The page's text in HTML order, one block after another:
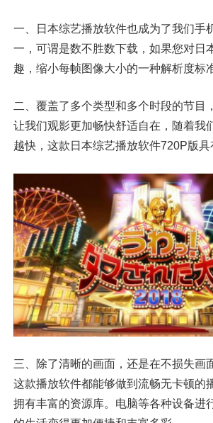
一、日本综艺播放软件也成为了我们手
一，可谓是数不胜数下载，如果您对日
趣，缩小每帧图像大小的一种解析度标
二、覆盖了多个类型和多个时段的节目
让我们观影更加畅快舒适自在，随着我
越快，这款日本综艺播放软件720P版具
三、除了清晰的画面，还是在不损失画
这款播放软件都能够做到流畅无卡顿的
拥有丰富的资源库。电脑等各种设备进